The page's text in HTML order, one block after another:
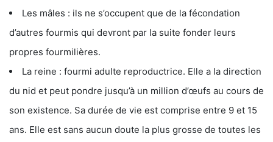
Les mâles : ils ne s’occupent que de la fécondation
d’autres fourmis qui devront par la suite fonder leurs
propres fourmilières.
La reine : fourmi adulte reproductrice. Elle a la direction
du nid et peut pondre jusqu’à un million d’œufs au cours de
son existence. Sa durée de vie est comprise entre 9 et 15
ans. Elle est sans aucun doute la plus grosse de toutes les